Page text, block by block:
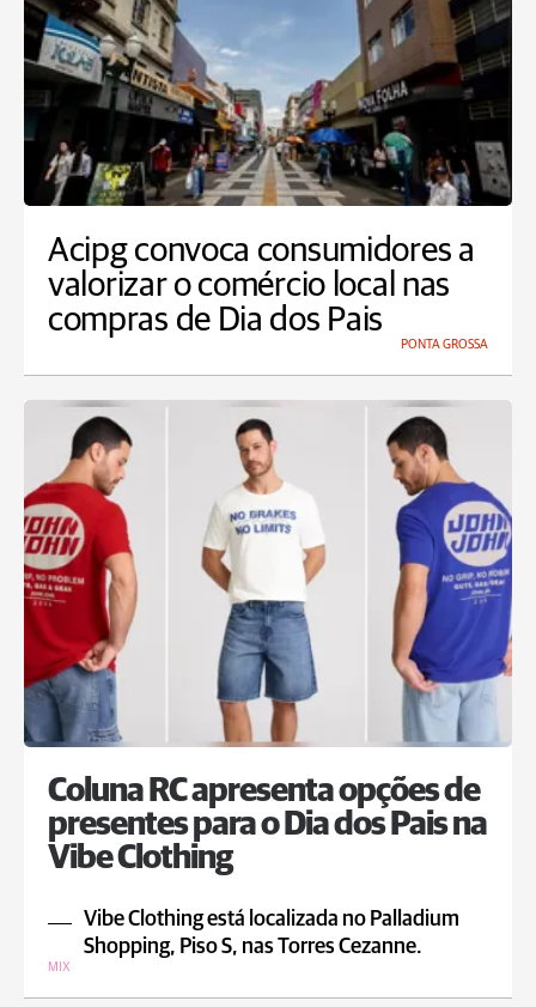
Acipg convoca consumidores a
valorizar o comércio local nas
compras de Dia dos Pais
PONTA GROSSA
Coluna RC apresenta opções de
presentes para o Dia dos Pais na
Vibe Clothing
Vibe Clothing está localizada no Palladium
Shopping, Piso S, nas Torres Cezanne.
MIX